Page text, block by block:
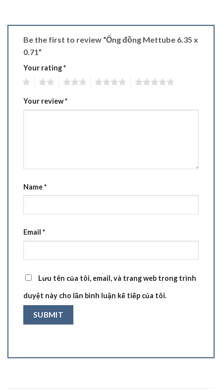
Be the first to review “Ống đồng Mettube 6.35 x
0.71”
Your rating*
Your review*
Name*
Email *
Lưu tên của tôi, email, và trang web trong trình
duyệt này cho lần bình luận kế tiếp của tôi.